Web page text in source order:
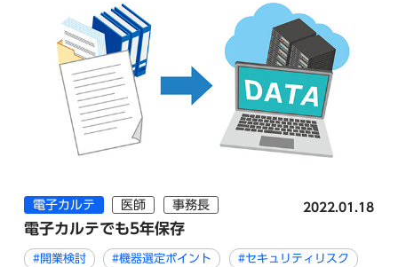
電子カルテ 医師 事務長 2022.01.18
電子カルテでも5年保存
#開業検討 #機器選定ポイント #セキュリティリスク